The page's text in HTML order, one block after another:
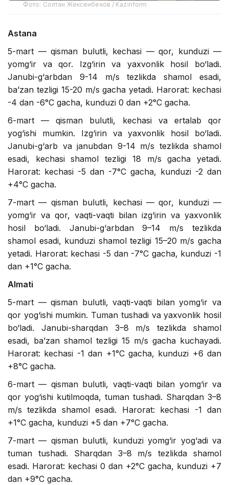
Фото: Солтан Жексенбеков / Kazinform
Astana
5-mart — qisman bulutli, kechasi — qor, kunduzi —
yomg‘ir va qor. Izg‘irin va yaxvonlik hosil bo‘ladi.
Janubi-g‘arbdan 9-14 m/s tezlikda shamol esadi,
ba’zan tezligi 15-20 m/s gacha yetadi. Harorat: kechasi
-4 dan -6°C gacha, kunduzi 0 dan +2°C gacha.
6-mart — qisman bulutli, kechasi va ertalab qor
yog‘ishi mumkin. Izg‘irin va yaxvonlik hosil bo‘ladi.
Janubi-g‘arb va janubdan 9-14 m/s tezlikda shamol
esadi, kechasi shamol tezligi 18 m/s gacha yetadi.
Harorat: kechasi -5 dan -7°C gacha, kunduzi -2 dan
+4°C gacha.
7-mart — qisman bulutli, kechasi — qor, kunduzi —
yomg‘ir va qor, vaqti-vaqti bilan izg‘irin va yaxvonlik
hosil bo‘ladi. Janubi-g‘arbdan 9–14 m/s tezlikda
shamol esadi, kunduzi shamol tezligi 15–20 m/s gacha
yetadi. Harorat: kechasi -5 dan -7°C gacha, kunduzi -1
dan +1°C gacha.
Almati
5-mart — qisman bulutli, vaqti-vaqti bilan yomg‘ir va
qor yog‘ishi mumkin. Tuman tushadi va yaxvonlik hosil
bo‘ladi. Janubi-sharqdan 3–8 m/s tezlikda shamol
esadi, ba’zan shamol tezligi 15 m/s gacha kuchayadi.
Harorat: kechasi -1 dan +1°C gacha, kunduzi +6 dan
+8°C gacha.
6-mart — qisman bulutli, vaqti-vaqti bilan yomg‘ir va
qor yog‘ishi kutilmoqda, tuman tushadi. Sharqdan 3–8
m/s tezlikda shamol esadi. Harorat: kechasi -1 dan
+1°C gacha, kunduzi +5 dan +7°C gacha.
7-mart — qisman bulutli, kunduzi yomg‘ir yog‘adi va
tuman tushadi. Sharqdan 3–8 m/s tezlikda shamol
esadi. Harorat: kechasi 0 dan +2°C gacha, kunduzi +7
dan +9°C gacha.